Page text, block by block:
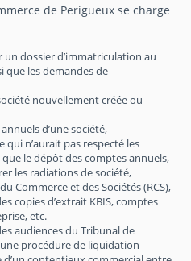
de Perigueux se charge
un dossier d’immatriculation au
que les demandes de
nouvellement créée ou
d’une société,
qui n’aurait pas respecté les
le dépôt des comptes annuels,
les radiations de société,
Commerce et des Sociétés (RCS),
copies d’extrait KBIS, comptes
etc.
audiences du Tribunal de
procédure de liquidation